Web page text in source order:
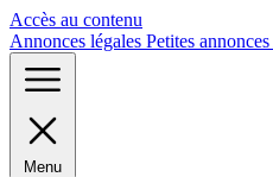
Accès au contenu
Annonces légales Petites annonces
Menu
Panneau de gestion des cookies